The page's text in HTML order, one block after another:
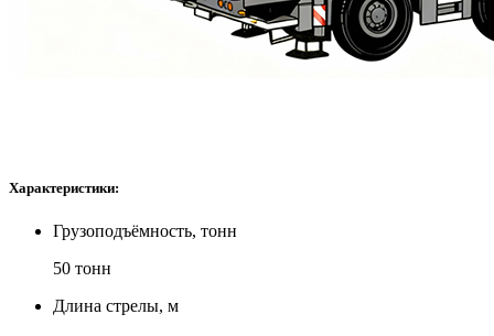
Характеристики:
Грузоподъёмность, тонн
50 тонн
Длина стрелы, м